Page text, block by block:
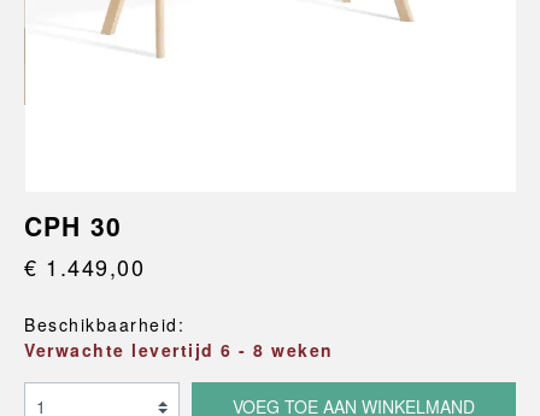
CPH 30
€ 1.449,00
Beschikbaarheid:
Verwachte levertijd 6 - 8 weken
VOEG TOE AAN WINKELMAND